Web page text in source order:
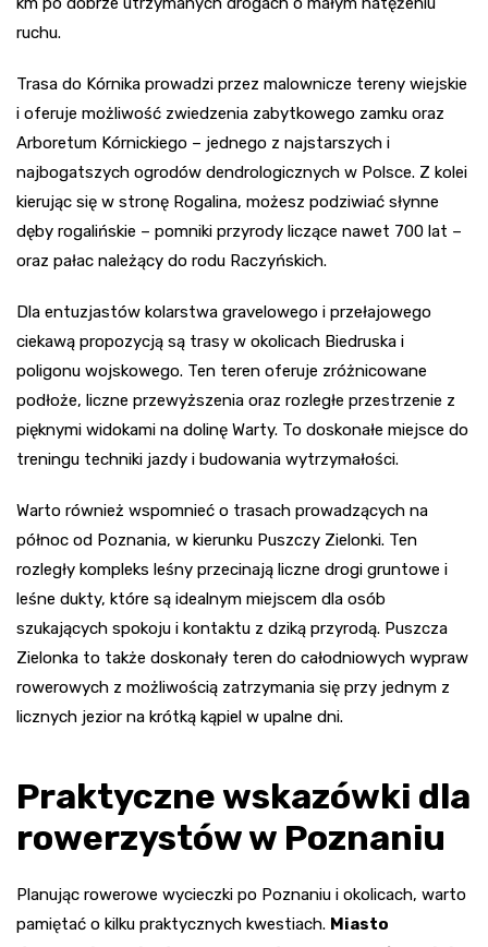
ruchu.
Trasa do Kórnika prowadzi przez malownicze tereny wiejskie
i oferuje możliwość zwiedzenia zabytkowego zamku oraz
Arboretum Kórnickiego – jednego z najstarszych i
najbogatszych ogrodów dendrologicznych w Polsce. Z kolei
kierując się w stronę Rogalina, możesz podziwiać słynne
dęby rogalińskie – pomniki przyrody liczące nawet 700 lat –
oraz pałac należący do rodu Raczyńskich.
Dla entuzjastów kolarstwa gravelowego i przełajowego
ciekawą propozycją są trasy w okolicach Biedruska i
poligonu wojskowego. Ten teren oferuje zróżnicowane
podłoże, liczne przewyższenia oraz rozległe przestrzenie z
pięknymi widokami na dolinę Warty. To doskonałe miejsce do
treningu techniki jazdy i budowania wytrzymałości.
Warto również wspomnieć o trasach prowadzących na
północ od Poznania, w kierunku Puszczy Zielonki. Ten
rozległy kompleks leśny przecinają liczne drogi gruntowe i
leśne dukty, które są idealnym miejscem dla osób
szukających spokoju i kontaktu z dziką przyrodą. Puszcza
Zielonka to także doskonały teren do całodniowych wypraw
rowerowych z możliwością zatrzymania się przy jednym z
licznych jezior na krótką kąpiel w upalne dni.
Praktyczne wskazówki dla
rowerzystów w Poznaniu
Planując rowerowe wycieczki po Poznaniu i okolicach, warto
pamiętać o kilku praktycznych kwestiach. Miasto